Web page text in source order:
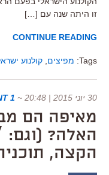
זו היתה שנה עם […]
CONTINUE READING
Tags: מפיצים קולנוע
30 יוני 2015 | 20:48 ~
1 COMMENT
מאיפה הם
האלה? (וגם:
הקצה, תוכנית